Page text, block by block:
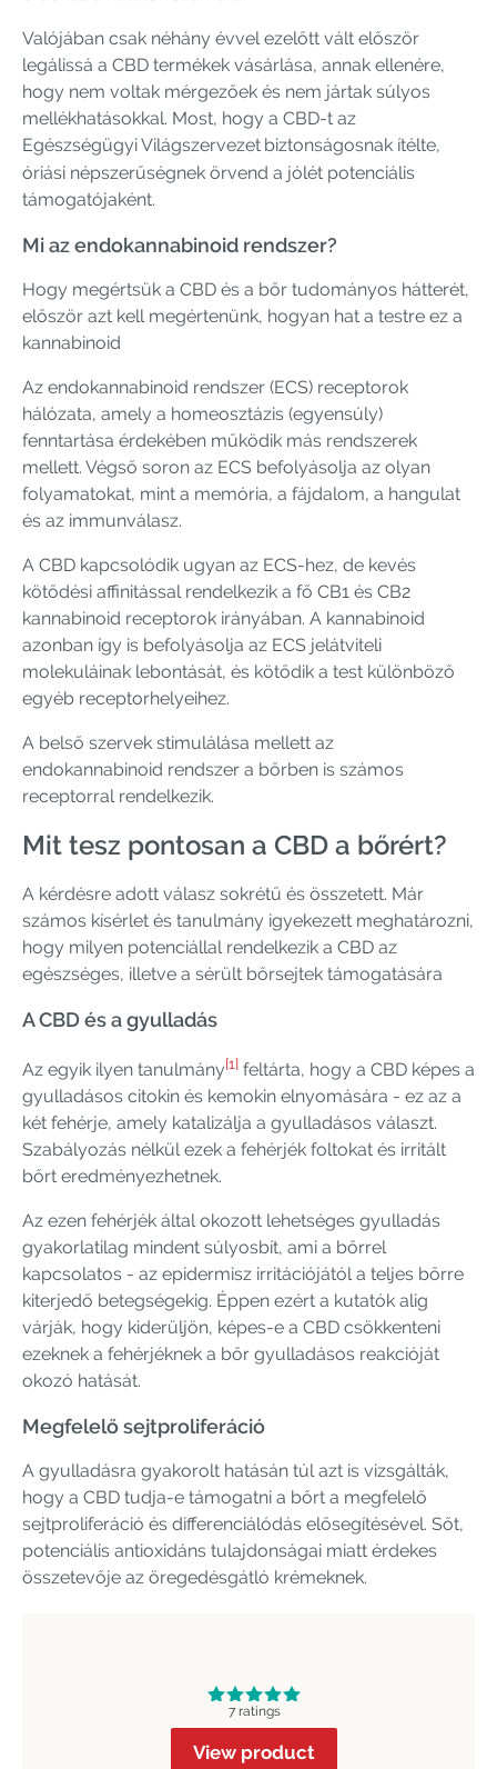
Valójában csak néhány évvel ezelőtt vált először
legálissá a CBD termékek vásárlása, annak ellenére,
hogy nem voltak mérgezőek és nem jártak súlyos
mellékhatásokkal. Most, hogy a CBD-t az
Egészségügyi Világszervezet biztonságosnak ítélte,
óriási népszerűségnek örvend a jólét potenciális
támogatójaként.
Mi az endokannabinoid rendszer?
Hogy megértsük a CBD és a bőr tudományos hátterét,
először azt kell megértenünk, hogyan hat a testre ez a
kannabinoid
Az endokannabinoid rendszer (ECS) receptorok
hálózata, amely a homeosztázis (egyensúly)
fenntartása érdekében működik más rendszerek
mellett. Végső soron az ECS befolyásolja az olyan
folyamatokat, mint a memória, a fájdalom, a hangulat
és az immunválasz.
A CBD kapcsolódik ugyan az ECS-hez, de kevés
kötődési affinitással rendelkezik a fő CB1 és CB2
kannabinoid receptorok irányában. A kannabinoid
azonban így is befolyásolja az ECS jelátviteli
molekuláinak lebontását, és kötődik a test különböző
egyéb receptorhelyeihez.
A belső szervek stimulálása mellett az
endokannabinoid rendszer a bőrben is számos
receptorral rendelkezik.
Mit tesz pontosan a CBD a bőrért?
A kérdésre adott válasz sokrétű és összetett. Már
számos kísérlet és tanulmány igyekezett meghatározni,
hogy milyen potenciállal rendelkezik a CBD az
egészséges, illetve a sérült bőrsejtek támogatására
A CBD és a gyulladás
Az egyik ilyen tanulmány[1] feltárta, hogy a CBD képes a
gyulladásos citokin és kemokin elnyomására - ez az a
két fehérje, amely katalizálja a gyulladásos választ.
Szabályozás nélkül ezek a fehérjék foltokat és irritált
bőrt eredményezhetnek.
Az ezen fehérjék által okozott lehetséges gyulladás
gyakorlatilag mindent súlyosbít, ami a bőrrel
kapcsolatos - az epidermisz irritációjától a teljes bőrre
kiterjedő betegségekig. Éppen ezért a kutatók alig
várják, hogy kiderüljön, képes-e a CBD csökkenteni
ezeknek a fehérjéknek a bőr gyulladásos reakcióját
okozó hatását.
Megfelelő sejtproliferáció
A gyulladásra gyakorolt hatásán túl azt is vizsgálták,
hogy a CBD tudja-e támogatni a bőrt a megfelelő
sejtproliferáció és differenciálódás elősegítésével. Sőt,
potenciális antioxidáns tulajdonságai miatt érdekes
összetevője az öregedésgátló krémeknek.
7 ratings
View product